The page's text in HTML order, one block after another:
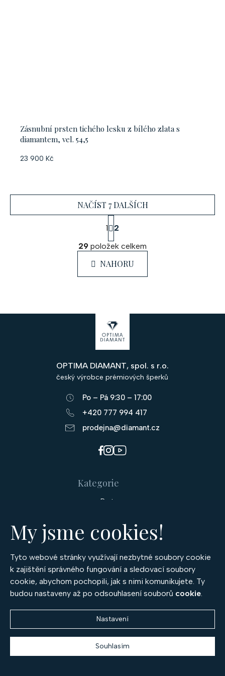
My jsme cookies!
Tyto webové stránky využívají nezbytné soubory cookie
k zajištění správného fungování a sledovací soubory
cookie, abychom pochopili, jak s nimi komunikujete. Ty
budou nastaveny až po odsouhlasení souborů cookie.
Nastavení
Souhlasím
Zásnubní prsten tichého lesku z bílého zlata s
diamantem, vel. 54,5
23 900 Kč
O
v
l
á
í
p
r
v
k
v
ý
i
s
u
NAČÍST 7 DALŠÍCH
S
t
r
á
n
í
1
2
29 položek celkem
NAHORU
OPTIMA DIAMANT, spol. s r.o.
český výrobce prémiových šperků
Po – Pá 9:30 – 17:00
+420 777 994 417
prodejna@diamant.cz
Kategorie
Prsteny
Náhrdelníky
Přívěsky a medailony
Šperky
Snubní prsteny
Zásnubní prsteny
Rubínové šperky
Drahé kameny